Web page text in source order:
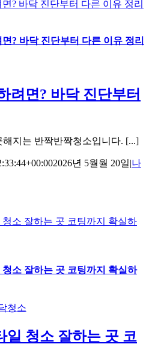
? 바닥 진단부터 다른 이유 정리
? 바닥 진단부터 다른 이유 정리
려면? 바닥 진단부터
지는 반짝반짝청소입니다. [...]
2026년 5월월 20일|나
소 잘하는 곳 코팅까지 확실하
소 잘하는 곳 코팅까지 확실하
청소
일 청소 잘하는 곳 코